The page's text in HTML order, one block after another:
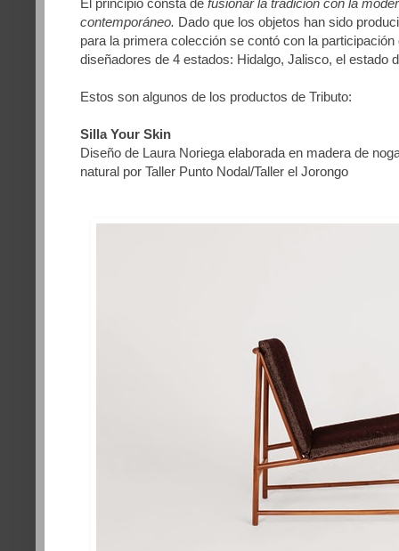
contemporáneo. Dado que los objetos han sido
para la primera colección se contó con la
diseñadores de 4 estados: Hidalgo, Jalisco, el estado
Estos son algunos de los productos de Tributo:
Silla Your Skin
Diseño de Laura Noriega elaborada en madera de
natural por Taller Punto Nodal/Taller el Jorongo